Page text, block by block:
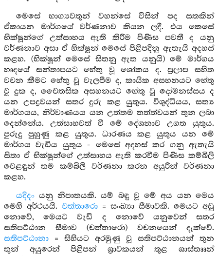
මෙසේ භාග්‍යවතුන් වහන්සේ විසින් පද සතකින්
ඒකායන මාර්ගයේ වර්ණනාව කියන ලදී. එය කෙසේ
භික්ෂූන්ගේ උත්සාහය ඇති කිරීම පිණිස පවතී ද යනු
වර්ණනාව අසා ඒ භික්ෂූන් මෙසේ පිළිපදිනු ඇතැයි අදහස්
කළහ. (භික්ෂූන් මෙසේ සිතනු ඇත යනුයි) මේ මාර්ගය
හෘදයේ සන්තාපයට හේතු වූ ශෝකය ද. ප්‍රලාප සහිත
වචන කීමට හේතු වූ වැලපීම ද, කායික අසහනයට හේතු
වූ දුක ද, චෛතසික අසහනයට හේතු වූ දෝමනස්සය ද
යන උපද්‍රවයන් සතර දුරු කළ යුතුය. විශුද්ධියය, සත්‍ය
මාර්ගයය, නිර්වාණයය යන උත්තම තත්ත්වයන් තුන ලබා
දෙන්නේය. උත්සාහවත් වී මේ දේශනාව උගත යුතුය.
පුරුදු පුහුණු කළ යුතුය. ධාරණය කළ යුතුය යන මේ
මාර්ගය වැඩිය යුතුය - මෙසේ අදහස් කර ගනු ඇතැයි
සිතා ඒ භික්ෂූන්ගේ උත්සාහය ඇති කරවීම පිණිස කම්බිලි
වෙළඳුන් තම කම්බිලි වර්ණනා කරන අයුරින් වර්ණනා
කළහ.
යදිදංයනු නිපාතයකි. යම් බඳු වූ මේ අය යන මෙය
මෙහි අර්ථයයි. චත්තාරො = සංඛ්‍යා සීමාවකි. මෙයට අඩු
නොවේ, මෙයට වැඩි ද නොවේ යනුවෙන් සතර
සතිපට්ඨාන සීමාව (චත්තාරො) වචනයෙන් දැක්වේ.
සතිපට්ඨානා = සිහියට අරමුණු වූ සතිපට්ඨානයන් තුන
තුන් අයුරෙන් පිළිපන් ශ්‍රාවකයන් තුළ ශාස්තෲන්